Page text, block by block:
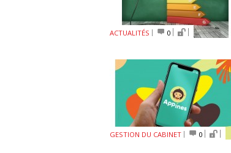
ACTUALITÉS 0
GESTION DU CABINET 0